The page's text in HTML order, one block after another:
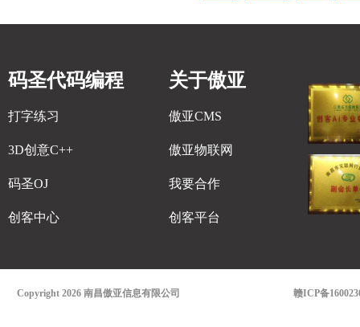
码圣代码编程
打字练习
3D创意C++
码圣OJ
创客中心
关于傲亚
傲亚CMS
傲亚物联网
我要合作
创客平台
Copyright 2026 南昌傲亚信息有限公司 赣ICP备